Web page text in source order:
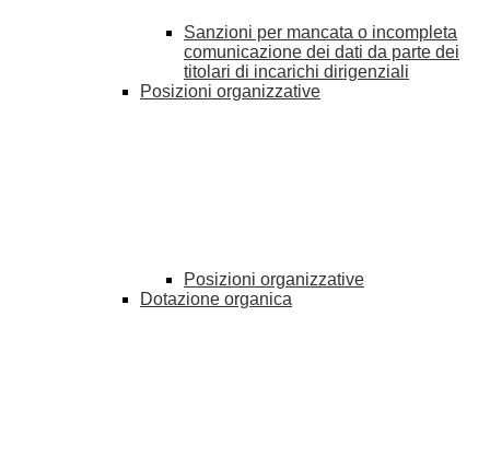
Sanzioni per mancata o incompleta
comunicazione dei dati da parte dei
titolari di incarichi dirigenziali
Posizioni organizzative
Posizioni organizzative
Dotazione organica